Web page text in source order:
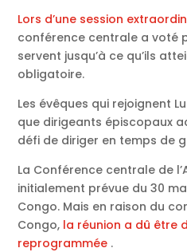
Lors d’une session
conférence centrale a voté
servent jusqu’à ce qu’ils
obligatoire.
Les évêques qui rejoignent
que dirigeants épiscopaux
défi de diriger en temps de
La Conférence centrale de
initialement prévue du 30
Congo. Mais en raison du
Congo, la réunion a dû être
reprogrammée .